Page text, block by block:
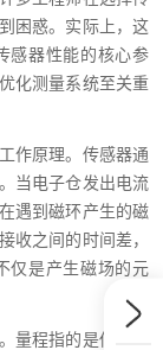
困惑。实际上，这
感器性能的核心参
化测量系统至关重
作原理。传感器通
当电子仓发出电流
遇到磁环产生的磁
收之间的时间差，
仅是产生磁场的元
量程指的是传感器